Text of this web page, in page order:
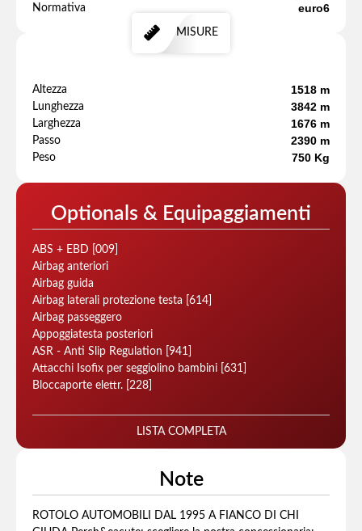
Normativa euro6
MISURE
Altezza 1518 m
Lunghezza 3842 m
Larghezza 1676 m
Passo 2390 m
Peso 750 Kg
Optionals & Equipaggiamenti
ABS + EBD [009]
Airbag anteriori
Airbag guida
Airbag laterali protezione testa [614]
Airbag passeggero
Appoggiatesta posteriori
ASR - Anti Slip Regulation [941]
Attacchi Isofix per seggiolino bambini [631]
Bloccaporte elettr. [228]
LISTA COMPLETA
Note
ROTOLO AUTOMOBILI DAL 1995 A FIANCO DI CHI